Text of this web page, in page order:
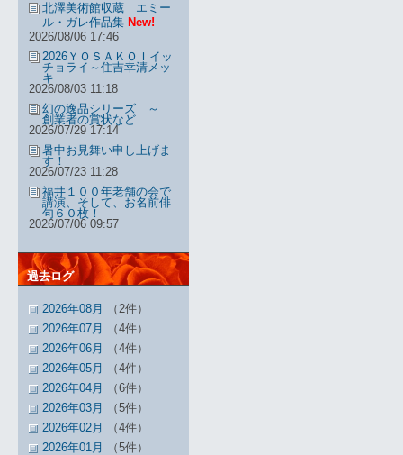
北澤美術館収蔵 エミー
ル・ガレ作品集 New!
2026/08/06 17:46
2026ＹＯＳＡＫＯＩイッ
チョライ～住吉幸清メッ
キ
2026/08/03 11:18
幻の逸品シリーズ ～
創業者の賞状など
2026/07/29 17:14
暑中お見舞い申し上げま
す！
2026/07/23 11:28
福井１００年老舗の会で
講演、そして、お名前俳
句６０枚！
2026/07/06 09:57
過去ログ
2026年08月
（2件）
2026年07月
（4件）
2026年06月
（4件）
2026年05月
（4件）
2026年04月
（6件）
2026年03月
（5件）
2026年02月
（4件）
2026年01月
（5件）